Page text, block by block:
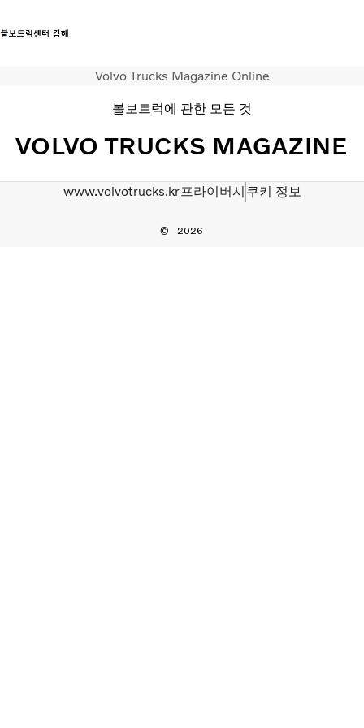
연락처
Volvo Trucks Magazine Online
볼보트럭에 관한 모든 것
VOLVO TRUCKS MAGAZINE
2026
www.volvotrucks.kr프라이버시 쿠키 정보